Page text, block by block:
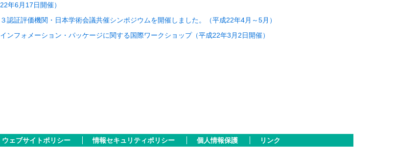
22年6月17日開催）
３認証評価機関・日本学術会議共催シンポジウムを開催しました。（平成22年4月～5月）
インフォメーション・パッケージに関する国際ワークショップ（平成22年3月2日開催）
ウェブサイトポリシー 情報セキュリティポリシー 個人情報保護 リンク